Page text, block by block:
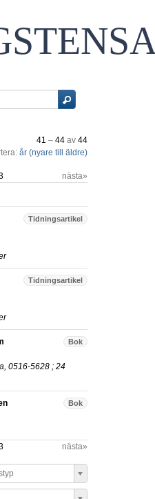
41 – 44 av 44
år (nyare till äldre)
nästa»
Tidningsartikel
Tidningsartikel
Bok
0516-5628 ; 24
Bok
nästa»